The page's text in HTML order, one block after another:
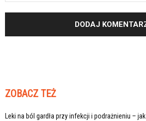
ZOBACZ TEŻ
Leki na ból gardła przy infekcji i podrażnieniu – jak